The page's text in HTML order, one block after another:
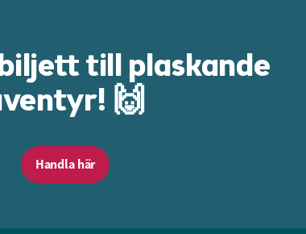
till plaskande
🙌
Handla här